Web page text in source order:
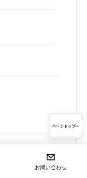
お問い合わせ
ページトップへ